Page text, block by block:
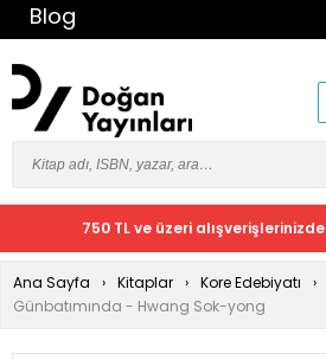
Blog
750 TL ve üzeri alışverişlerinizde
Ana Sayfa Kitaplar
Kore Edebiyatı
Günbatımında - Hwang Sok-yong